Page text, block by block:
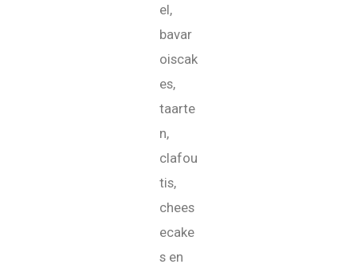
el,
bavar
oiscak
es,
taarte
n,
clafou
tis,
chees
ecake
s en